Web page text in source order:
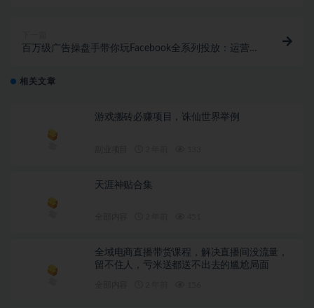
百万级广告操盘手带你玩Facebook全系列投放：运营和
相关文章
游戏搬砖必赚项目，诛仙世界举例
天涯神贴合集
全域电商直播带货课程，解决直播间没流量，
留不住人，亏米送都送不出去的尴尬局面